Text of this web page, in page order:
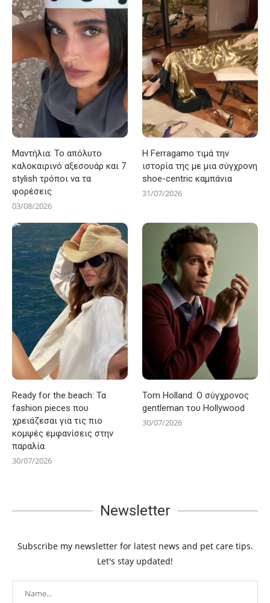
Μαντήλια: Το απόλυτο
καλοκαιρινό αξεσουάρ και 7
stylish τρόποι να τα
φορέσεις
03/08/2026
Η Ferragamo τιμά την
ιστορία της με μια σύγχρονη
shoe-centric καμπάνια
31/07/2026
Ready for the beach: Τα
fashion pieces που
χρειάζεσαι για τις πιο
κομψές εμφανίσεις στην
παραλία
30/07/2026
Tom Holland: Ο σύγχρονος
gentleman του Hollywood
30/07/2026
Newsletter
Subscribe my newsletter for latest news and pet care tips.
Let's stay updated!